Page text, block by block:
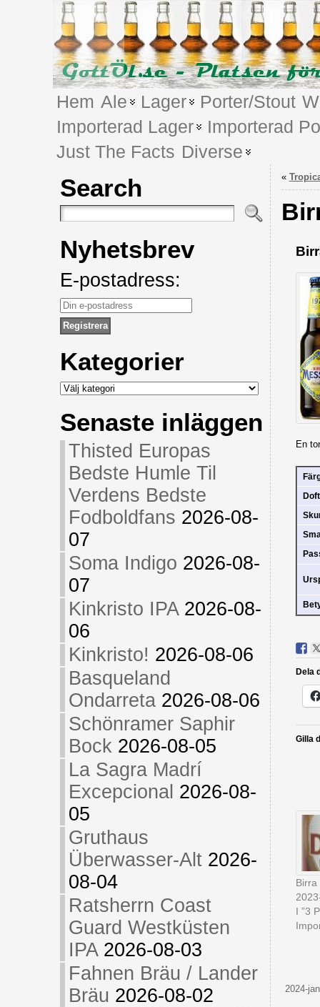
Hem Ale Lager Porter/Stout
Importerad Lager
Importerad
Just The Facts Diverse
Search
Nyhetsbrev
E-postadress:
Kategorier
Kategorier
Senaste inläggen
Thisted Europas
Bedste Humle Til
Verdens Bedste
Fodboldfans 2026-08-
07
Soma Indigo 2026-08-
07
Kinkristo IPA 2026-08-
06
Kinkristo! 2026-08-06
Basqueland
Ondarreta 2026-08-06
Schönramer Saphir
Bock 2026-08-05
La Sagra Madrí
Excepcional 2026-08-
05
Gruthaus
Überwasser-Alt 2026-
08-04
Ratsherrn Coast
Guard Westküsten
IPA 2026-08-03
Fahnen Bräu / Lander
Bräu 2026-08-02
«
En
Doft
Dela
Gilla
Birra
I ”3
2024-